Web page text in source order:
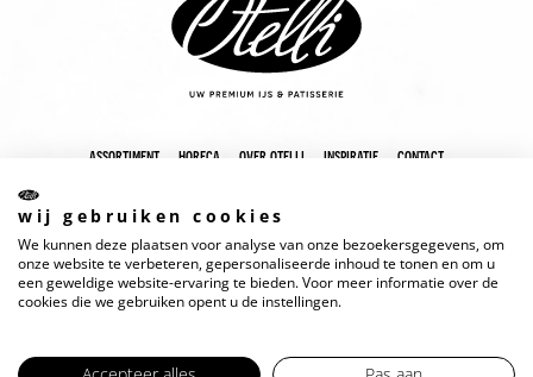
assortiment horeca over otelli inspiratie contact
wij gebruiken cookies
We kunnen deze plaatsen voor analyse van onze bezoekersgegevens, om
onze website te verbeteren, gepersonaliseerde inhoud te tonen en om u
een geweldige website-ervaring te bieden. Voor meer informatie over de
cookies die we gebruiken opent u de instellingen.